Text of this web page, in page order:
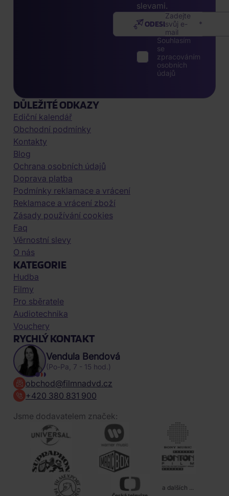
slevami.
Zadejte
svůj e-
mail
ODESLAT
Souhlasím
se
zpracováním
osobních
údajů
DŮLEŽITÉ ODKAZY
Ediční kalendář
Obchodní podmínky
Kontakty
Blog
Ochrana osobních údajů
Doprava platba
Podmínky reklamace a vrácení
Reklamace a vrácení zboží
Zásady používání cookies
Faq
Věrnostní slevy
O nás
KATEGORIE
Hudba
Filmy
Pro sběratele
Audiotechnika
Vouchery
RYCHLÝ KONTAKT
Vendula Bendová
(Po-Pa, 7 - 15 hod.)
obchod@filmnadvd.cz
+420 380 831 900
Jsme dodavatelem značek:
a dalších ...